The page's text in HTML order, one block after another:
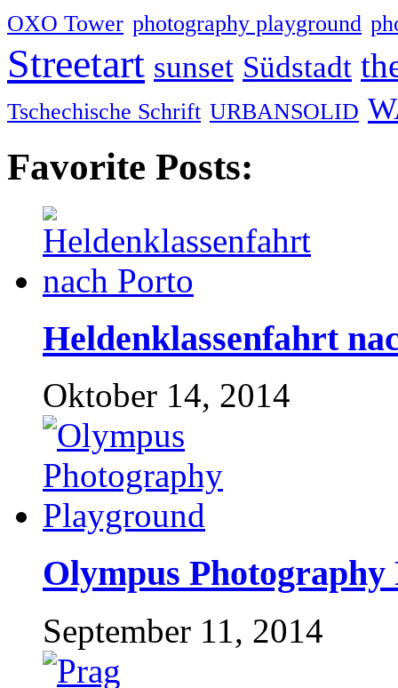
OXO Tower photography playground
Streetart sunset Südstadt
Tschechische Schrift URBANSOLID
Favorite Posts:
Heldenklassenfahrt
Oktober 14, 2014
Olympus Photography
September 11, 2014